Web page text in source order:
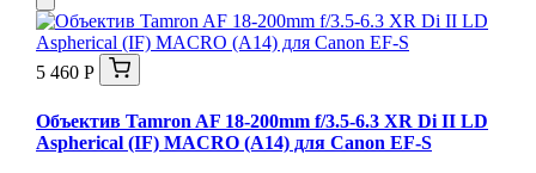
5 460 Р
Объектив Tamron AF 18-200mm f/3.5-6.3 XR Di II LD
Aspherical (IF) MACRO (A14) для Canon EF-S